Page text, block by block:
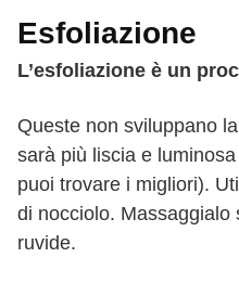
Esfoliazione
L’esfoliazione è un
Queste non sviluppano
sarà più liscia e
puoi trovare i migliori).
di nocciolo. Massaggialo
ruvide.